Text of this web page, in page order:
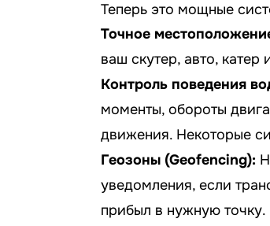
Теперь это мощные
Точное
ваш скутер, авто,
Контроль поведения
моменты, обороты
движения. Некоторые
Геозоны (Geofencing):
уведомления, если
прибыл в нужную точку.